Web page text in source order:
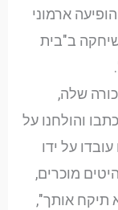
ארמוני
ב"בית
שלה,
והולחנו על
על ידו
מוכרים,
תיקח אותך",